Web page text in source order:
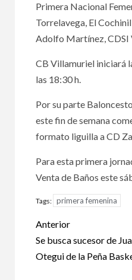
Primera Nacional
Torrelavega, El
Adolfo Martínez, CDSI
CB Villamuriel iniciará
las 18:30 h.
Por su parte
este fin de semana
formato liguilla a CD
Para esta primera
Venta de Baños este
Tags: primera femenina
Anterior
Se busca sucesor de
Otegui de la Peña